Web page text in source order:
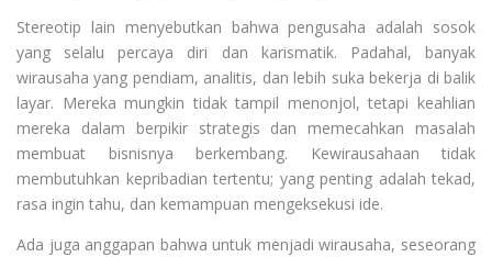
Stereotip lain menyebutkan bahwa pengusaha adalah sosok
yang selalu percaya diri dan karismatik. Padahal, banyak
wirausaha yang pendiam, analitis, dan lebih suka bekerja di balik
layar. Mereka mungkin tidak tampil menonjol, tetapi keahlian
mereka dalam berpikir strategis dan memecahkan masalah
membuat bisnisnya berkembang. Kewirausahaan tidak
membutuhkan kepribadian tertentu; yang penting adalah tekad,
rasa ingin tahu, dan kemampuan mengeksekusi ide.
Ada juga anggapan bahwa untuk menjadi wirausaha, seseorang